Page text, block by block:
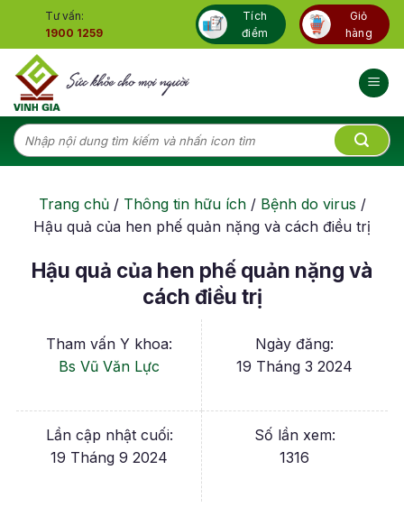
content
Tư vấn:
1900 1259
Tích
điểm
Giỏ
hàng
Tìm
kiếm:
Trang chủ/ Thông tin hữu ích/ Bệnh do virus /
Hậu quả của hen phế quản nặng và cách điều trị
Hậu quả của hen phế quản nặng và
cách điều trị
Tham vấn Y khoa:
Bs Vũ Văn Lực
Ngày đăng:
19 Tháng 3 2024
Lần cập nhật cuối:
19 Tháng 9 2024
Số lần xem:
1316